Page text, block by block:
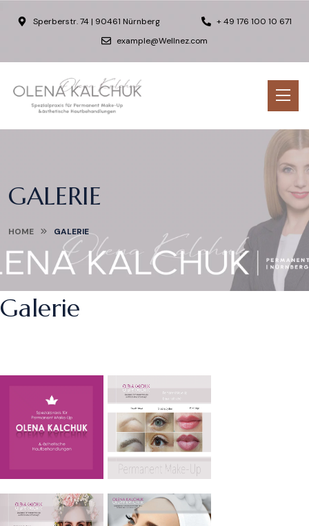
Sperberstr. 74 | 90461 Nürnberg
+ 49 176 100 10 671
example@Wellnez.com
GALERIE
HOME GALERIE
Galerie